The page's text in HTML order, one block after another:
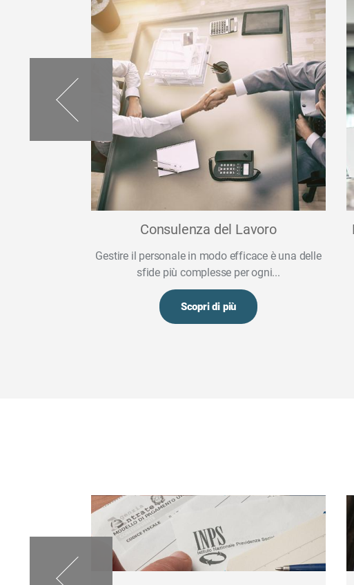
Consulenza del Lavoro
Gestire il personale in modo efficace è una delle
sfide più complesse per ogni...
Scopri di più